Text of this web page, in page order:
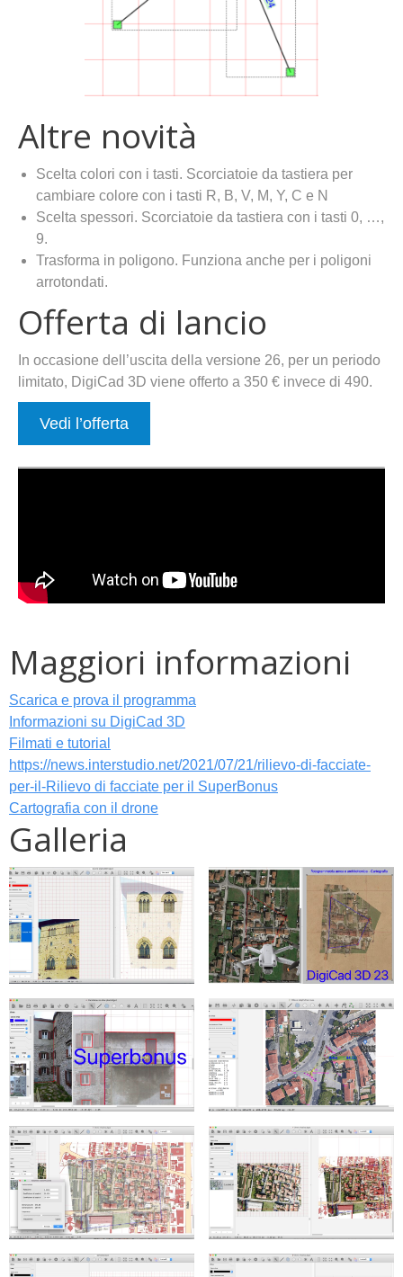
Altre novità
Scelta colori con i tasti. Scorciatoie da tastiera per
cambiare colore con i tasti R, B, V, M, Y, C e N
Scelta spessori. Scorciatoie da tastiera con i tasti 0, …,
9.
Trasforma in poligono. Funziona anche per i poligoni
arrotondati.
Offerta di lancio
In occasione dell’uscita della versione 26, per un periodo
limitato, DigiCad 3D viene offerto a 350 € invece di 490.
Vedi l’offerta
Maggiori informazioni
Scarica e prova il programma
Informazioni su DigiCad 3D
Filmati e tutorial
https://news.interstudio.net/2021/07/21/rilievo-di-facciate-
per-il-Rilievo di facciate per il SuperBonus
Cartografia con il drone
Galleria